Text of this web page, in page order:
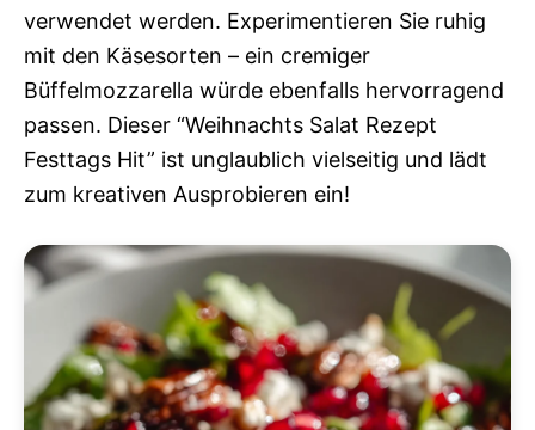
verwendet werden. Experimentieren Sie ruhig
mit den Käsesorten – ein cremiger
Büffelmozzarella würde ebenfalls hervorragend
passen. Dieser “Weihnachts Salat Rezept
Festtags Hit” ist unglaublich vielseitig und lädt
zum kreativen Ausprobieren ein!